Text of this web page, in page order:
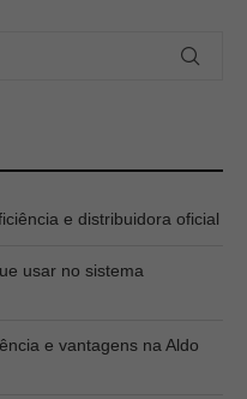
e distribuidora oficial
usar no sistema
e vantagens na Aldo